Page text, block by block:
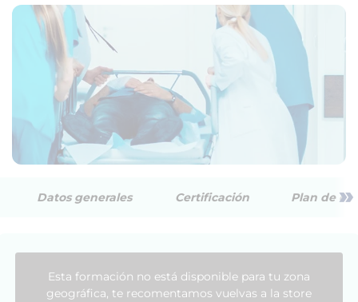
Datos generales Certificación Plan de »
Esta formación no está disponible para tu zona
geográfica, te recomentamos vuelvas a la store